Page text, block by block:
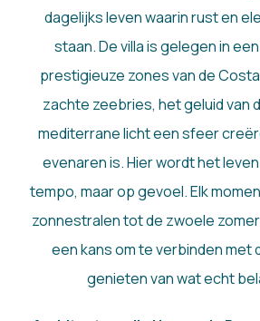
dagelijks leven waarin rust en
staan. De villa is gelegen in
prestigieuze zones van de
zachte zeebries, het geluid van
mediterrane licht een sfeer
evenaren is. Hier wordt het
tempo, maar op gevoel. Elk
zonnestralen tot de zwoele
een kans om te verbinden met
genieten van wat echt